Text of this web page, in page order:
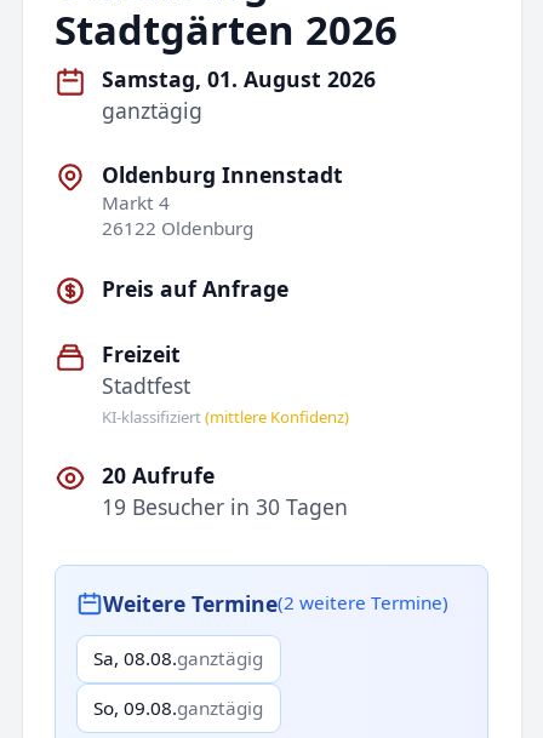
Stadtgärten 2026
Samstag, 01. August 2026
ganztägig
Oldenburg Innenstadt
Markt 4
26122 Oldenburg
Preis auf Anfrage
Freizeit
Stadtfest
KI-klassifiziert(mittlere Konfidenz)
20 Aufrufe
19 Besucher in 30 Tagen
Weitere Termine(2 weitere Termine)
Sa, 08.08.ganztägig
So, 09.08.ganztägig